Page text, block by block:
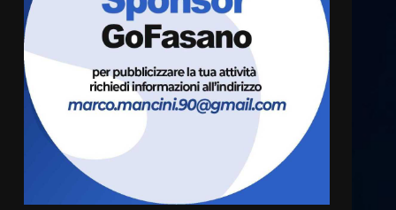
6 Agosto 2026 06:15
4
Serie D, l’Us Fasano è
escluso dal campionato
5 Agosto 2026 17:30
Truffatori in azione nelle
frazioni fasanesi